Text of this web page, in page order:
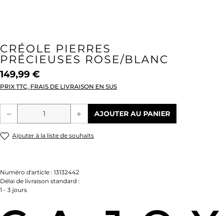
CRÉOLE PIERRES
PRÉCIEUSES ROSE/BLANC
149,99 €
PRIX TTC, FRAIS DE LIVRAISON EN SUS
Quantité de produit : Entrez la
AJOUTER AU PANIER
Ajouter à la liste de souhaits
Numéro d'article : 13132442
Délai de livraison standard :
1 - 3 jours